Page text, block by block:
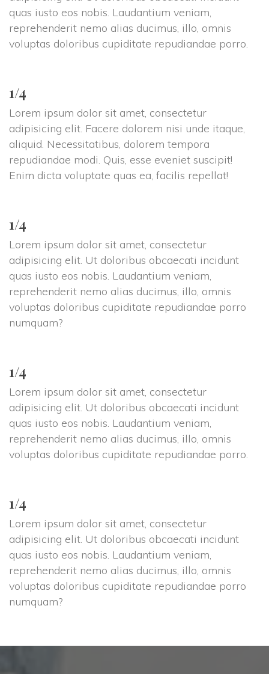
quas iusto eos nobis. Laudantium veniam,
reprehenderit nemo alias ducimus, illo, omnis
voluptas doloribus cupiditate repudiandae porro.
1/4
Lorem ipsum dolor sit amet, consectetur
adipisicing elit. Facere dolorem nisi unde itaque,
aliquid. Necessitatibus, dolorem tempora
repudiandae modi. Quis, esse eveniet suscipit!
Enim dicta voluptate quas ea, facilis repellat!
1/4
Lorem ipsum dolor sit amet, consectetur
adipisicing elit. Ut doloribus obcaecati incidunt
quas iusto eos nobis. Laudantium veniam,
reprehenderit nemo alias ducimus, illo, omnis
voluptas doloribus cupiditate repudiandae porro
numquam?
1/4
Lorem ipsum dolor sit amet, consectetur
adipisicing elit. Ut doloribus obcaecati incidunt
quas iusto eos nobis. Laudantium veniam,
reprehenderit nemo alias ducimus, illo, omnis
voluptas doloribus cupiditate repudiandae porro.
1/4
Lorem ipsum dolor sit amet, consectetur
adipisicing elit. Ut doloribus obcaecati incidunt
quas iusto eos nobis. Laudantium veniam,
reprehenderit nemo alias ducimus, illo, omnis
voluptas doloribus cupiditate repudiandae porro
numquam?